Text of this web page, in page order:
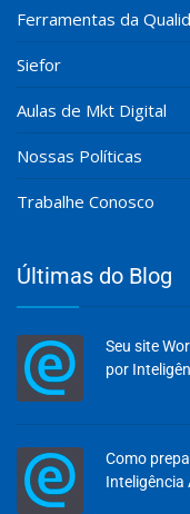
Ferramentas da
Siefor
Aulas de Mkt Digital
Nossas Políticas
Trabalhe Conosco
Últimas do Blog
Seu site
por
Como
Inteligência